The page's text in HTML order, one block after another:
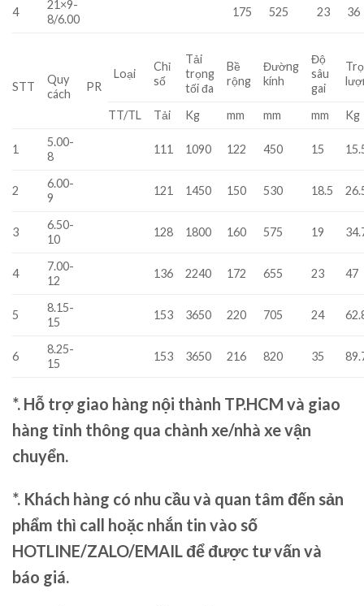
4
21×9-
8/6.00
175 525 23 36
STT
Quy
cách
PR
Loại
Chỉ
số
Tải
trọng
tối đa
Bề
rộng
Đường
kính
Độ
sâu
gai
TT/TL Tải Kg mm mm mm Kg
1
5.00-
8
111 1090 122 450 15
2
6.00-
9
121 1450 150 530 18.5
3
6.50-
10
128 1800 160 575 19
4
7.00-
12
136 2240 172 655 23 47
5
8.15-
15
153 3650 220 705 24
6
8.25-
15
153 3650 216 820 35
*. Hỗ trợ giao hàng nội thành TP.HCM và giao
hàng tỉnh thông qua chành xe/nhà xe vận
chuyển.
*. Khách hàng có nhu cầu và quan tâm đến sản
phẩm thì call hoặc nhắn tin vào số
HOTLINE/ZALO/EMAIL để được tư vấn và
báo giá.